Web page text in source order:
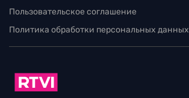
Пользовательское соглашение
Политика обработки персональных данных